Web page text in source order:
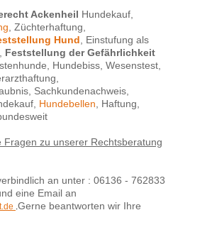
Ackenheil Hundekauf,
, Züchterhaftung,
Hund , Einstufung als
Feststellung der Gefährlichkeit
Hundebiss, Wesenstest,
Sachkundenachweis,
Hundebellen , Haftung,
Fragen zu unserer Rechtsberatung
an unter : 06136 - 762833
eine Email an
.Gerne beantworten wir Ihre